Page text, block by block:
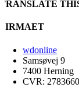
TRANSLATE
FIRMAET
wdonline
Samsøvej 9
7400 Herning
CVR: